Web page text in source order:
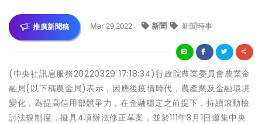
推廣新聞稿 Mar 29,2022 新聞 新聞時事
(中央社訊息服務20220329 17:18:34)行政院農業委員會農業金
融局(以下稱農金局)表示，因應後疫情時代，農產業及金融環境
變化，為提高信用部競爭力，在金融穩定之前提下，持續滾動檢
討法規制度，擬具4項辦法修正草案，並於111年3月1日邀集中央